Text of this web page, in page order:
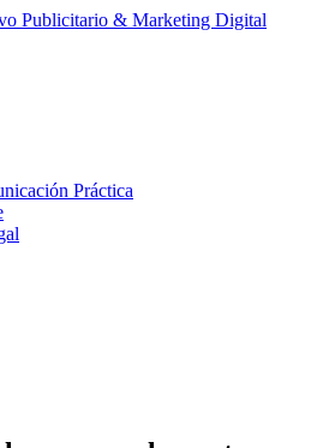
Práctica